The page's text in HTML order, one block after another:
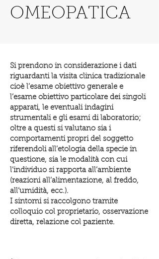
Si prendono in considerazione i dati
riguardanti la visita clinica tradizionale
cioè l’esame obiettivo generale e
l’esame obiettivo particolare dei singoli
apparati, le eventuali indagini
strumentali e gli esami di laboratorio;
oltre a questi si valutano sia i
comportamenti propri del soggetto
riferendoli all’etologia della specie in
questione, sia le modalità con cui
l’individuo si rapporta all’ambiente
(reazioni all’alimentazione, al freddo,
all’umidità, ecc.).
I sintomi si raccolgono tramite
colloquio col proprietario, osservazione
diretta, relazione col paziente.
OMEOPATICA